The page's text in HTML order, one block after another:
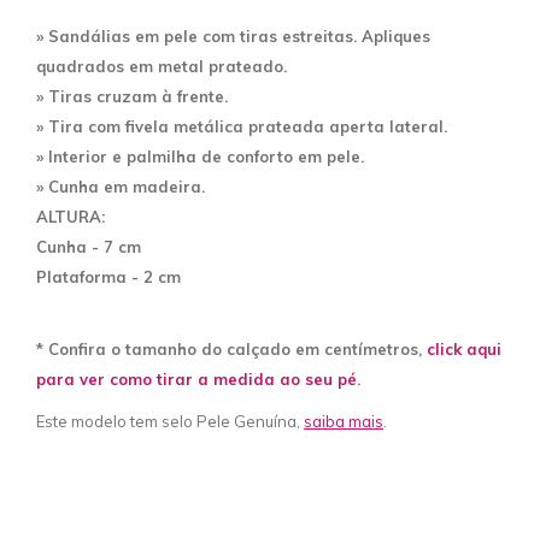
» Sandálias em pele com tiras estreitas. Apliques
quadrados em metal prateado.
» Tiras cruzam à frente.
» Tira com fivela metálica prateada aperta lateral.
» Interior e palmilha de conforto em pele.
» Cunha em madeira.
ALTURA:
Cunha - 7 cm
Plataforma - 2 cm
* Confira o tamanho do calçado em centímetros, click aqui
para ver como tirar a medida ao seu pé.
Este modelo tem selo Pele Genuína, saiba mais